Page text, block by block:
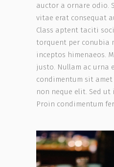
auctor a ornare odio.
vitae erat consequat
Class aptent taciti
torquent per conubia
inceptos himenaeos.
justo. Nullam ac urna
condimentum sit amet
non neque elit. Sed
Proin condimentum